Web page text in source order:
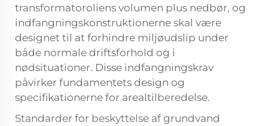
transformatoroliens volumen plus nedbør, og
indfangningskonstruktionerne skal være
designet til at forhindre miljøudslip under
både normale driftsforhold og i
nødsituationer. Disse indfangningskrav
påvirker fundamentets design og
specifikationerne for arealtilberedelse.
Standarder for beskyttelse af grundvand